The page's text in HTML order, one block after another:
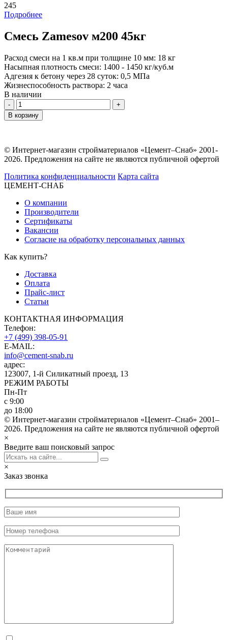
245
Подробнее
Смесь Zamesov м200 45кг
Расход смеси на 1 кв.м при толщине 10 мм: 18 кг
Насыпная плотность смеси: 1400 - 1450 кг/куб.м
Адгезия к бетону через 28 суток: 0,5 МПа
Жизнеспособность раствора: 2 часа
В наличии
Количество
В корзину
© Интернет-магазин стройматериалов «Цемент–Снаб» 2001-
2026. Предложения на сайте не являются публичной офертой
Политика конфиденциальности Карта сайта
ЦЕМЕНТ-СНАБ
О компании
Производители
Сертификаты
Вакансии
Согласие на обработку персональных данных
Как купить?
Доставка
Оплата
Прайс-лист
Статьи
КОНТАКТНАЯ ИНФОРМАЦИЯ
Телефон:
+7 (499) 398-05-91
E-MAIL:
info@cement-snab.ru
адрес:
123007, 1-й Силикатный проезд, 13
РЕЖИМ РАБОТЫ
Пн-Пт
с 9:00
до 18:00
© Интернет-магазин стройматериалов «Цемент–Снаб» 2001–
2026. Предложения на сайте не являются публичной офертой
×
Введите ваш поисковый запрос
×
Заказ звонка